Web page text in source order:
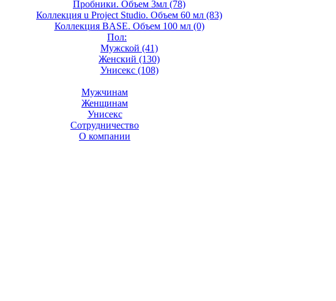
Пробники. Объем 3мл (78)
Коллекция u Project Studio. Объем 60 мл (83)
Коллекция BASE. Объем 100 мл (0)
Пол:
Мужской (41)
Женский (130)
Унисекс (108)
Мужчинам
Женщинам
Унисекс
Сотрудничество
О компании